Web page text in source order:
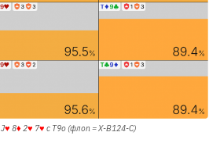
J♥ 8♦ 2♥ 7♥ с T9o (флоп = X-B124-C)